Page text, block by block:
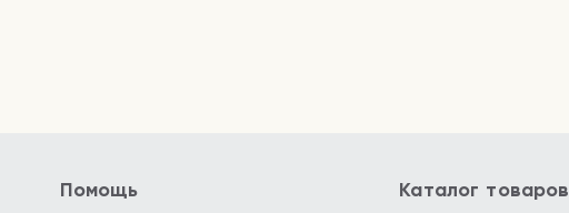
Помощь Каталог товаров